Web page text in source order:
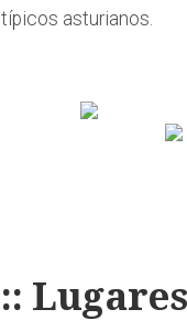
típicos asturianos.
::